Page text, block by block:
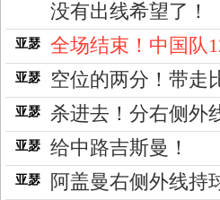
没有出线希望了！
亚瑟 全场结束！中国队
亚瑟 空位的两分！带走
亚瑟 杀进去！分右侧外
亚瑟 给中路吉斯曼！
亚瑟 阿盖曼右侧外线持